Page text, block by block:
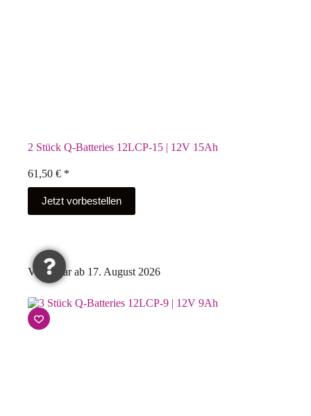
2 Stück Q-Batteries 12LCP-15 | 12V 15Ah
61,50 € *
Jetzt vorbestellen
Verfügbar ab 17. August 2026